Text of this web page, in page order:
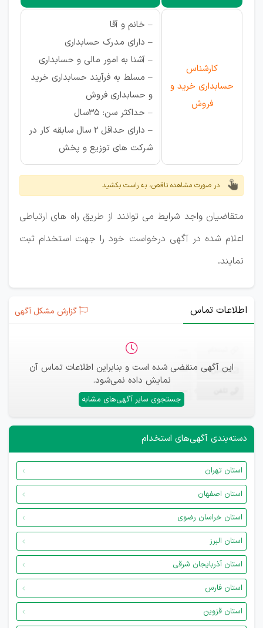
کارشناس
حسابداری خرید و
فروش
– خانم و آقا
– دارای مدرک حسابداری
– آشنا به امور مالی و حسابداری
– مسلط به فرآیند حسابداری خرید
و حسابداری فروش
– حداکثر سن: 35سال
– دارای حداقل 2 سال سابقه کار در
شرکت های توزیع و پخش
در صورت مشاهده ناقص، به راست بکشید
متقاضیان واجد شرایط می توانند از طریق راه های ارتباطی
اعلام شده در آگهی درخواست خود را جهت استخدام ثبت
نمایند.
اطلاعات تماس گزارش مشکل آگهی
این آگهی منقضی شده است و بنابراین اطلاعات تماس آن
نمایش داده نمی‌شود.
جستجوی سایر آگهی‌های مشابه
ایمیل —
—
دسته‌بندی آگهی‌های استخدام
استان تهران
استان اصفهان
استان خراسان رضوی
استان البرز
استان آذربایجان شرقی
استان فارس
استان قزوین